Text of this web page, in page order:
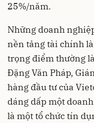
25%/năm.
Những doanh
nền tảng tài chính
trọng điểm thường
Đặng Văn Pháp,
hàng đầu tư của
dáng dấp một
là một tổ chức tín